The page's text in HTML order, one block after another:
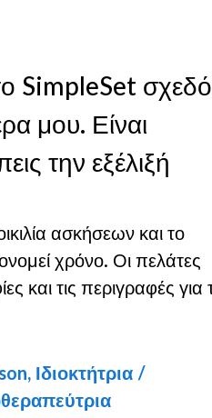
SimpleSet
μου. Είναι
την εξέλιξή
ασκήσεων και το
χρόνο. Οι πελάτες
και τις περιγραφές για
Ιδιοκτήτρια /